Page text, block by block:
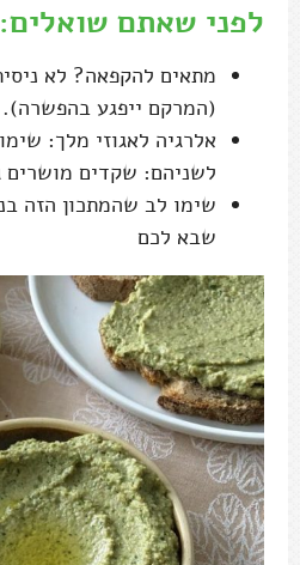
לפני שאתם שואלים:
מתאים להקפאה? לא
(המרקם ייפגע בהפשרה).
אלרגיה לאגוזי מלך:
לשניהם: שקדים מושרים
שימו לב שהמתכון הזה
שבא לכם